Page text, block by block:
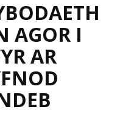
AGOR I
AR